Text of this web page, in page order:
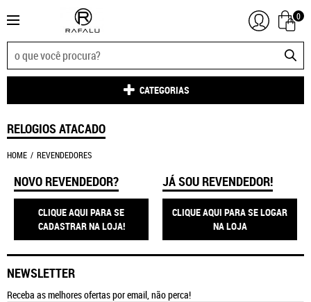
0
CATEGORIAS
RELOGIOS ATACADO
HOME REVENDEDORES
NOVO REVENDEDOR?
CLIQUE AQUI PARA SE
CADASTRAR NA LOJA!
JÁ SOU REVENDEDOR!
CLIQUE AQUI PARA SE LOGAR
NA LOJA
NEWSLETTER
Receba as melhores ofertas por email, não perca!